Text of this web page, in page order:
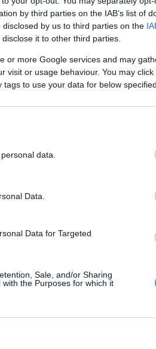
by third parties on the IAB’s list of
by us to third parties on the
it to other third parties.
or more Google services and may
visit or usage behaviour. You may
to use your data for below
data.
Data.
Data for Targeted
Sale, and/or Sharing
the Purposes for which it
σηματοδοτεί την
χώρο και
ορόσημο για την
την ιστορία της χώρας-
κρίσεων και τη
Ιταλία, Ολλανδία,
χρηματιστηριακό
μέλος ενός
ενώ επωφελείται
Υπουργείο Εθνικής
ενσωμάτωσης,
στις υποδομές,
τη